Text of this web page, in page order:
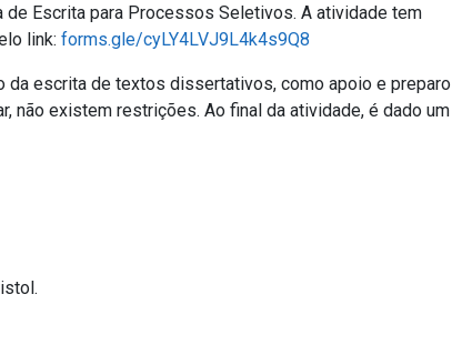
Escrita para Processos Seletivos. A atividade tem
link: forms.gle/cyLY4LVJ9L4k4s9Q8
da escrita de textos dissertativos, como apoio e preparo
não existem restrições. Ao final da atividade, é dado um